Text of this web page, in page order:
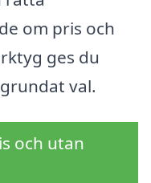
om pris och
ges du
val.
och utan